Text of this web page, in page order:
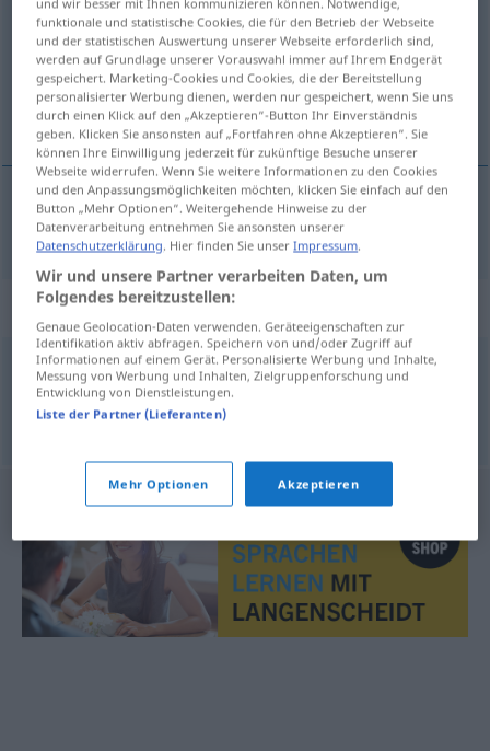
Übersicht aller Übersetzungen
(Für mehr Details die Übersetzung anklicken/antippen)
spólzek
spólzek rutschig
Synonyme für "rutschig"
glitschig,Rutschbahn (fig.),glatt
funktionale und statistische Cookies, die für den Betrieb der Webseite
und der statistischen Auswertung unserer Webseite erforderlich sind,
werden auf Grundlage unserer Vorauswahl immer auf Ihrem Endgerät
gespeichert. Marketing-Cookies und Cookies, die der Bereitstellung
personalisierter Werbung dienen, werden nur gespeichert, wenn Sie uns
durch einen Klick auf den „Akzeptieren“-Button Ihr Einverständnis
geben. Klicken Sie ansonsten auf „Fortfahren ohne Akzeptieren“. Sie
können Ihre Einwilligung jederzeit für zukünftige Besuche unserer
Webseite widerrufen. Wenn Sie weitere Informationen zu den Cookies
und den Anpassungsmöglichkeiten möchten, klicken Sie einfach auf den
Button „Mehr Optionen“. Weitergehende Hinweise zu der
Datenverarbeitung entnehmen Sie ansonsten unserer
Datenschutzerklärung . Hier finden Sie unserImpressum
Wir und unsere Partner verarbeiten Daten, um
Folgendes bereitzustellen:
Genaue Geolocation-Daten verwenden. Geräteeigenschaften zur
Identifikation aktiv abfragen. Speichern von und/oder Zugriff auf
Informationen auf einem Gerät. Personalisierte Werbung und Inhalte,
Messung von Werbung und Inhalten, Zielgruppenforschung und
Entwicklung von Dienstleistungen.
Liste der Partner (Lieferanten)
Mehr Optionen Akzeptieren